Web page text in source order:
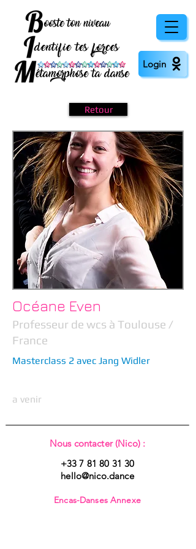
Login
Retour
Océane Even
Professeur de wcs à Toulouse /
France
Masterclass 2 avec Jang Widler
a venir
Nous contacter (Nico) :
+33 7 81 80 31 30
hello@nico.dance
Encas-DansesAnnexe